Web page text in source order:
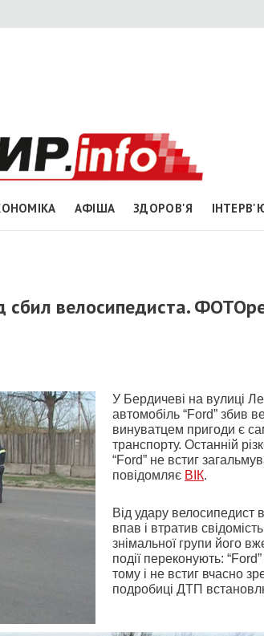
АФІША ЗДОРОВ'Я
велосипедиста.
У Бердичеві на вулиці
автомобіль “Ford” збив
винуватцем пригоди є
транспорту. Останній
“Ford” не встиг
повідомляє ВІК.
Від удару велосипедист
впав і втратив
знімальної групи його
події переконують:
тому і не встиг вчасно
подробиці ДТП